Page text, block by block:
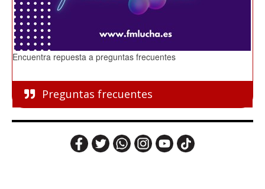
Encuentra repuesta a preguntas frecuentes
Preguntas frecuentes